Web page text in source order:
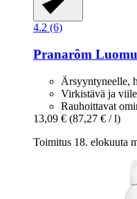
4.2 (6)
Pranarôm
Ärsyyntyneelle,
Virkistävä ja
Rauhoittavat
13,09 € (87,27 € / l)
Toimitus 18. elokuuta